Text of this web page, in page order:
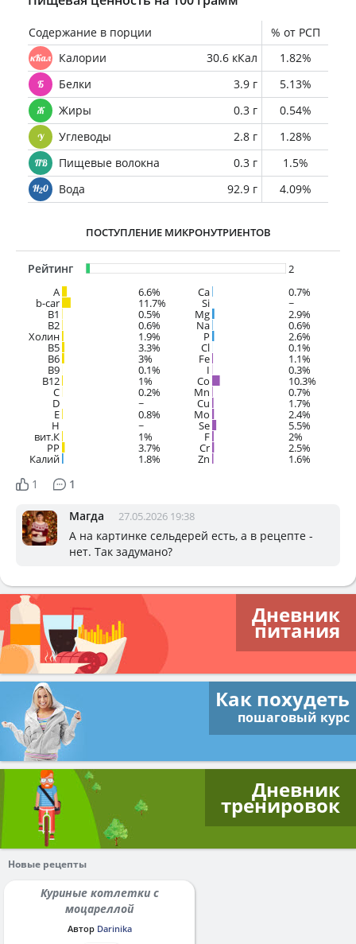
Содержание в порции
% от РСП
Калории
30.6 кКал
1.82%
Белки
3.9 г
5.13%
Жиры
0.3 г
0.54%
Углеводы
2.8 г
1.28%
Пищевые волокна
0.3 г
1.5%
Вода
92.9 г 4.09%
ПОСТУПЛЕНИЕ МИКРОНУТРИЕНТОВ
Рейтинг
2
A
6.6%
b-car 11.7%
В1 0.5%
B2 0.6%
Холин 1.9%
B5 3.3%
B6 3%
B9 0.1%
B12 1%
C 0.2%
D ~
E 0.8%
H ~
вит.К 1%
PP 3.7%
Калий 1.8%
Ca 0.7%
Si ~
Mg 2.9%
Na 0.6%
P 2.6%
Cl 0.1%
Fe 1.1%
I 0.3%
Co 10.3%
Mn 0.7%
Cu 1.7%
Mo 2.4%
Se 5.5%
F 2%
Cr 2.5%
Zn 1.6%
1 1
Магда 27.05.2026 19:38
А на картинке сельдерей есть, а в рецепте -
нет. Так задумано?
Дневник
питания
Как похудеть
пошаговый курс
Дневник
тренировок
Новые рецепты
Куриные котлетки с
моцареллой
Автор Darinika